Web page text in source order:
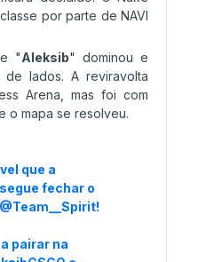
por parte de NAVI
"Aleksib" dominou e
lados. A reviravolta
Arena, mas foi com
o mapa se resolveu.
que a
fechar o
@Team__Spirit!
pairar na